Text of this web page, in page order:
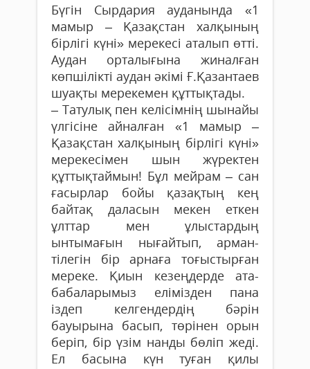
Бүгін Сырдария ауданында «1
мамыр – Қазақстан халқының
бірлігі күні» мерекесі аталып өтті.
Аудан орталығына жиналған
көпшілікті аудан әкімі Ғ.Қазантаев
шуақты мерекемен құттықтады.
– Татулық пен келісімнің шынайы
үлгісіне айналған «1 мамыр –
Қазақстан халқының бірлігі күні»
мерекесімен шын жүректен
құттықтаймын! Бұл мейрам – сан
ғасырлар бойы қазақтың кең
байтақ даласын мекен еткен
ұлттар мен ұлыстардың
ынтымағын нығайтып, арман-
тілегін бір арнаға тоғыстырған
мереке. Қиын кезеңдерде ата-
бабаларымыз елімізден пана
іздеп келгендердің бәрін
бауырына басып, төрінен орын
беріп, бір үзім нанды бөліп жеді.
Ел басына күн туған қилы